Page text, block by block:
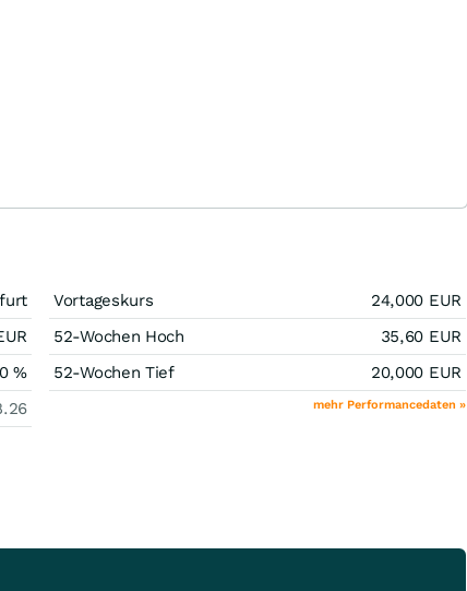
%
Vortageskurs 24,000 EUR
52-Wochen Hoch
35,60 EUR
52-Wochen Tief
20,000 EUR
mehr Performancedaten »